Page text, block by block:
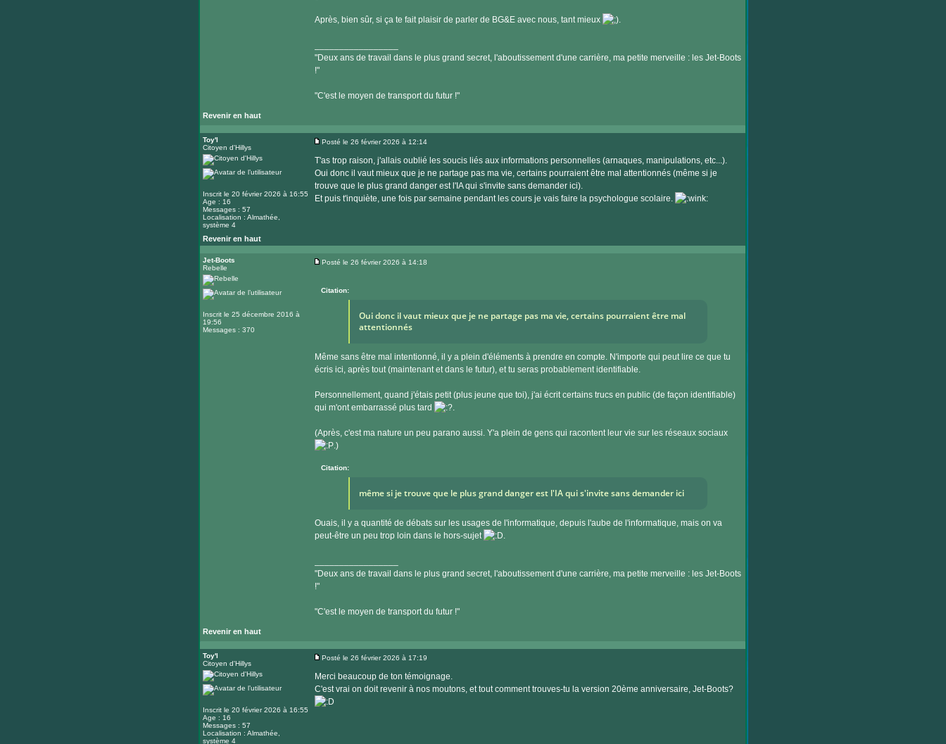
Après, bien sûr, si ça te fait plaisir de parler de BG&E avec nous, tant mieux .
"Deux ans de travail dans le plus grand secret, l'aboutissement d'une carrière, ma petite merveille : les Jet-Boots
!"
"C'est le moyen de transport du futur !"
Revenir en haut
Toy'l
Citoyen d'Hillys
Inscrit le 20 février 2026 à 16:55
Age : 16
Messages : 57
Localisation : Almathée,
système 4
Posté le 26 février 2026 à 12:14
T'as trop raison, j'allais oublié les soucis liés aux informations personnelles (arnaques, manipulations, etc...).
Oui donc il vaut mieux que je ne partage pas ma vie, certains pourraient être mal attentionnés (même si je
trouve que le plus grand danger est l'IA qui s'invite sans demander ici).
Et puis t'inquiète, une fois par semaine pendant les cours je vais faire la psychologue scolaire.
Revenir en haut
Jet-Boots
Rebelle
Inscrit le 25 décembre 2016 à
19:56
Messages : 370
Posté le 26 février 2026 à 14:18
Citation:
Oui donc il vaut mieux que je ne partage pas ma vie, certains pourraient être mal
attentionnés
Même sans être mal intentionné, il y a plein d'éléments à prendre en compte. N'importe qui peut lire ce que tu
écris ici, après tout (maintenant et dans le futur), et tu seras probablement identifiable.
Personnellement, quand j'étais petit (plus jeune que toi), j'ai écrit certains trucs en public (de façon identifiable)
qui m'ont embarrassé plus tard
.
(Après, c'est ma nature un peu parano aussi. Y'a plein de gens qui racontent leur vie sur les réseaux sociaux
.)
Citation:
même si je trouve que le plus grand danger est l'IA qui s'invite sans demander ici
Ouais, il y a quantité de débats sur les usages de l'informatique, depuis l'aube de l'informatique, mais on va
peut-être un peu trop loin dans le hors-sujet
.
"Deux ans de travail dans le plus grand secret, l'aboutissement d'une carrière, ma petite merveille : les Jet-Boots
!"
"C'est le moyen de transport du futur !"
Revenir en haut
Toy'l
Citoyen d'Hillys
Inscrit le 20 février 2026 à 16:55
Age : 16
Messages : 57
Localisation : Almathée,
système 4
Posté le 26 février 2026 à 17:19
Merci beaucoup de ton témoignage.
C'est vrai on doit revenir à nos moutons, et tout comment trouves-tu la version 20ème anniversaire, Jet-Boots?